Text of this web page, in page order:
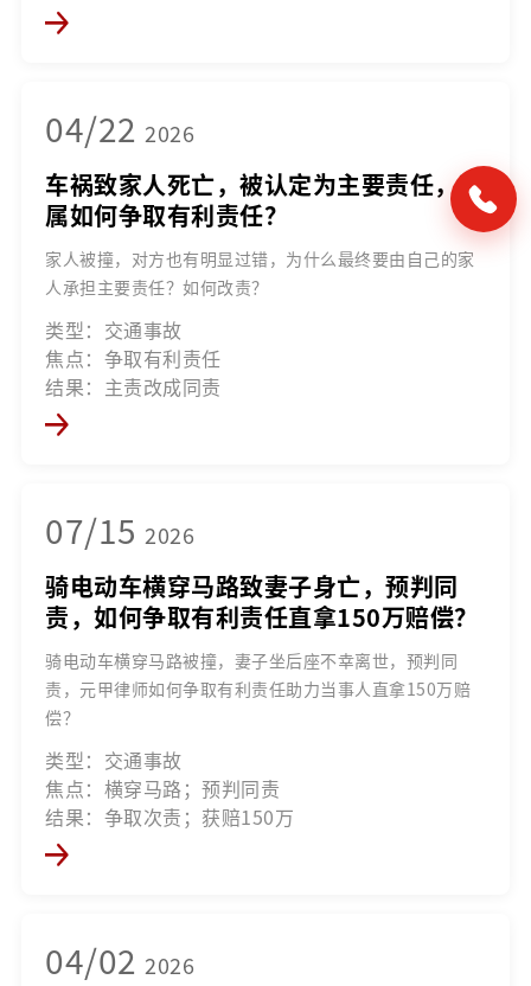
04/22 2026
车祸致家人死亡，被认定为主要责任，家
属如何争取有利责任？
家人被撞，对方也有明显过错，为什么最终要由自己的家
人承担主要责任？如何改责？
类型：交通事故
焦点：争取有利责任
结果：主责改成同责
07/15 2026
骑电动车横穿马路致妻子身亡，预判同
责，如何争取有利责任直拿150万赔偿？
骑电动车横穿马路被撞，妻子坐后座不幸离世，预判同
责，元甲律师如何争取有利责任助力当事人直拿150万赔
偿？
类型：交通事故
焦点：横穿马路；预判同责
结果：争取次责；获赔150万
04/02 2026